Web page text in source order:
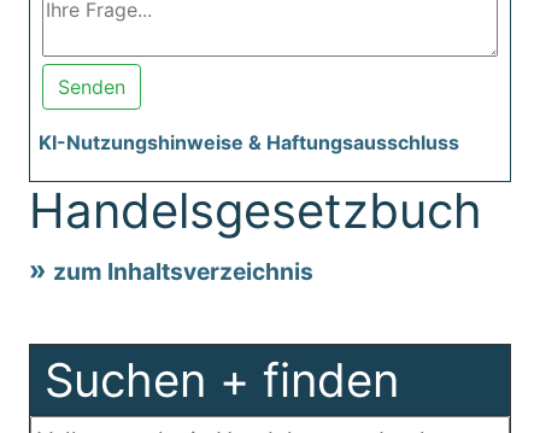
Senden
KI-Nutzungshinweise & Haftungsausschluss
Handelsgesetzbuch
zum Inhaltsverzeichnis
Suchen + finden